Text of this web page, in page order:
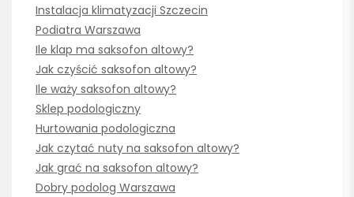
Instalacja klimatyzacji Szczecin
Podiatra Warszawa
Ile klap ma saksofon altowy?
Jak czyścić saksofon altowy?
Ile waży saksofon altowy?
Sklep podologiczny
Hurtowania podologiczna
Jak czytać nuty na saksofon altowy?
Jak grać na saksofon altowy?
Dobry podolog Warszawa